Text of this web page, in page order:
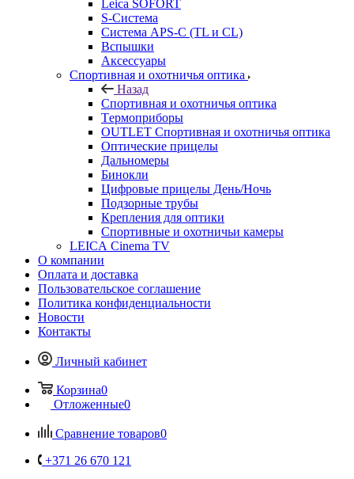
Leica SOFORT
S-Система
Система APS-C (TL и CL)
Вспышки
Аксессуары
Спортивная и охотничья оптика
Назад
Спортивная и охотничья оптика
Tермоприборы
OUTLET Спортивная и охотничья оптика
Оптические прицелы
Дальномеры
Бинокли
Цифровые прицелы День/Ночь
Подзорные трубы
Крепления для оптики
Спортивные и охотничьи камеры
LEICA Cinema TV
О компании
Оплата и доставка
Пользовательское соглашение
Политика конфиденциальности
Новости
Контакты
Личный кабинет
Корзина0
Отложенные0
Сравнение товаров0
+371 26 670 121